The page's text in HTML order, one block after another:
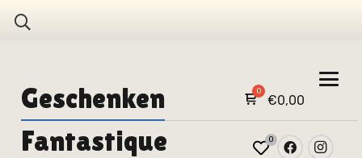
Geschenken €0,00
Fantastique 0